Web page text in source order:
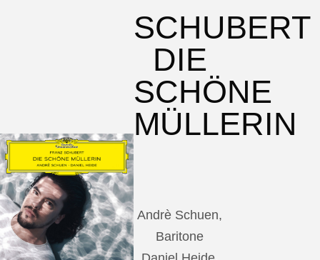
SCHUBERT
DIE
SCHÖNE
MÜLLERIN
Andrè Schuen,
Baritone